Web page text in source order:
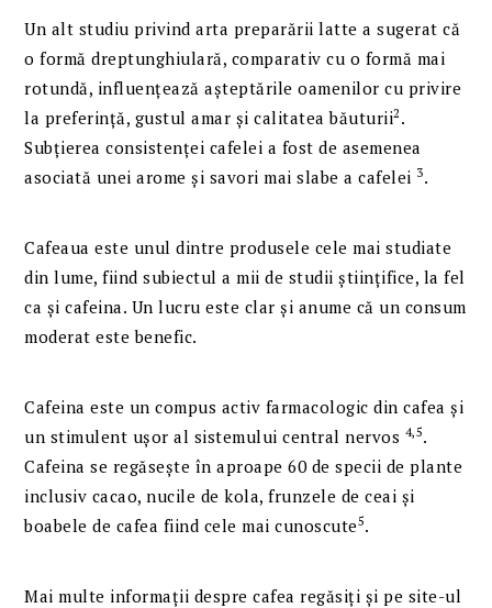
Un alt studiu privind arta preparării latte a sugerat că
o formă dreptunghiulară, comparativ cu o formă mai
rotundă, influențează așteptările oamenilor cu privire
la preferință, gustul amar și calitatea băuturii2 .
Subțierea consistenței cafelei a fost de asemenea
asociată unei arome și savori mai slabe a cafelei 3.
Cafeaua este unul dintre produsele cele mai studiate
din lume, fiind subiectul a mii de studii științifice, la fel
ca și cafeina. Un lucru este clar și anume că un consum
moderat este benefic.
Cafeina este un compus activ farmacologic din cafea și
un stimulent ușor al sistemului central nervos 4,5.
Cafeina se regăsește în aproape 60 de specii de plante
inclusiv cacao, nucile de kola, frunzele de ceai și
boabele de cafea fiind cele mai cunoscute5.
Mai multe informații despre cafea regăsiți și pe site-ul